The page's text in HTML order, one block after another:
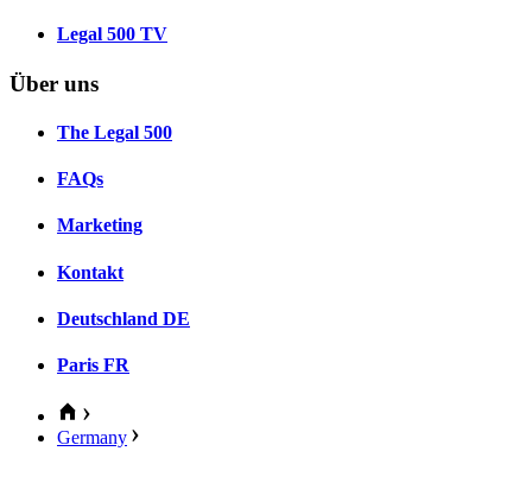
Legal 500 TV
Über uns
The Legal 500
FAQs
Marketing
Kontakt
Deutschland DE
Paris FR
Germany